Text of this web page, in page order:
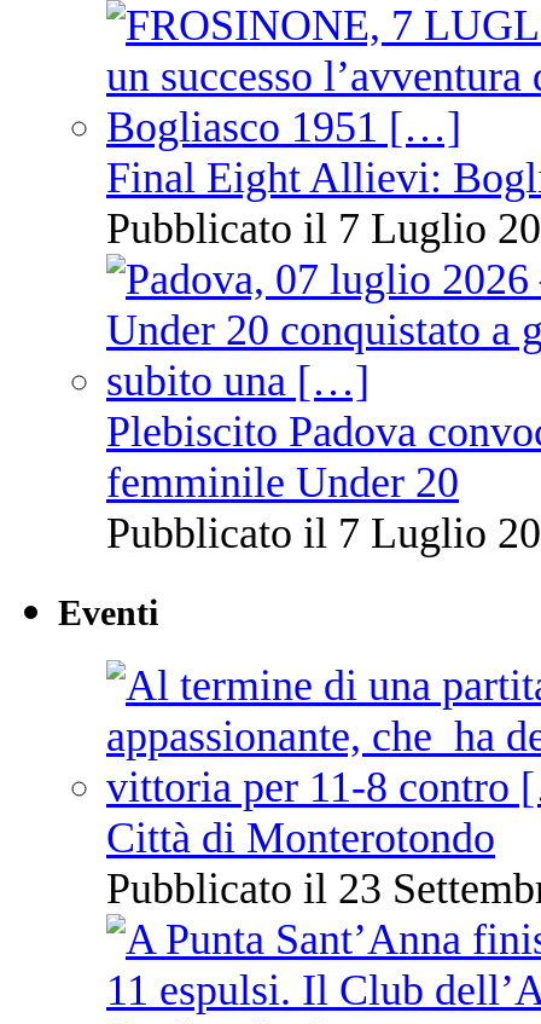
Final Eight Allievi:
Pubblicato il 7 Luglio
Plebiscito Padova
femminile Under 20
Pubblicato il 7 Luglio
Eventi
Città di Monterotondo
Pubblicato il 23